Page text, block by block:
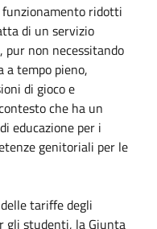
ridotti
di un servizio
non necessitando
a tempo pieno,
di gioco e
che ha un
educazione per i
genitoriali per le
tariffe degli
gli studenti, la Giunta